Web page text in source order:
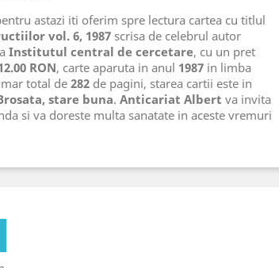
astazi iti oferim spre lectura cartea cu titlul
vol. 6, 1987 scrisa de celebrul autor
Institutul central de cercetare, cu un pret
RON, carte aparuta in anul 1987 in limba
total de282 de pagini, starea cartii este in
stare buna. Anticariat Albert va invita
si va doreste multa sanatate in aceste vremuri